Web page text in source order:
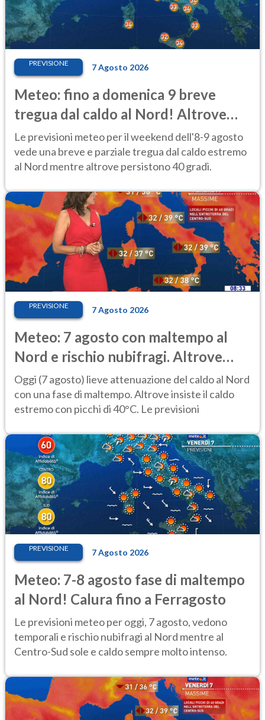
PREVISIONE 7 Agosto 2026
Meteo: fino a domenica 9 breve
tregua dal caldo al Nord! Altrove
calura e afa
Le previsioni meteo per il weekend dell'8-9 agosto
vede una breve e parziale tregua dal caldo estremo
al Nord mentre altrove persistono 40 gradi.
PREVISIONE 7 Agosto 2026
Meteo: 7 agosto con maltempo al
Nord e rischio nubifragi. Altrove
caldo estremo
Oggi (7 agosto) lieve attenuazione del caldo al Nord
con una fase di maltempo. Altrove insiste il caldo
estremo con picchi di 40°C. Le previsioni
PREVISIONE 7 Agosto 2026
Meteo: 7-8 agosto fase di maltempo
al Nord! Calura fino a Ferragosto
Le previsioni meteo per oggi, 7 agosto, vedono
temporali e rischio nubifragi al Nord mentre al
Centro-Sud sole e caldo sempre molto intenso.